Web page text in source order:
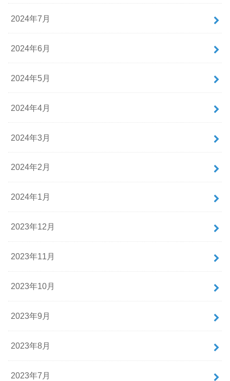
2024年7月
2024年6月
2024年5月
2024年4月
2024年3月
2024年2月
2024年1月
2023年12月
2023年11月
2023年10月
2023年9月
2023年8月
2023年7月